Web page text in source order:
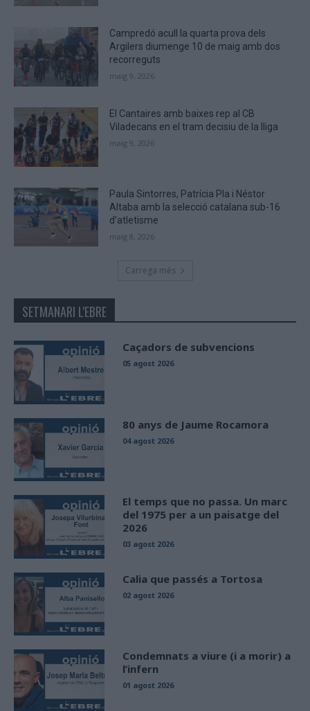
Campredó acull la quarta prova dels
Argilers diumenge 10 de maig amb dos
recorreguts
maig 9, 2026
El Cantaires amb baixes rep al CB
Viladecans en el tram decisiu de la lliga
maig 9, 2026
Paula Sintorres, Patrícia Pla i Néstor
Altaba amb la selecció catalana sub-16
d’atletisme
maig 8, 2026
Carrega més
SETMANARI L'EBRE
Caçadors de subvencions
05 agost 2026
80 anys de Jaume Rocamora
04 agost 2026
El temps que no passa. Un marc
del 1975 per a un paisatge del
2026
03 agost 2026
Calia que passés a Tortosa
02 agost 2026
Condemnats a viure (i a morir) a
l’infern
01 agost 2026